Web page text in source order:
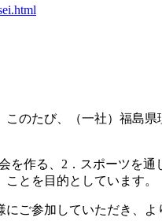
のたび、（一社）福島
を作る、2．スポーツを
とを目的としています。
ご参加していただき、